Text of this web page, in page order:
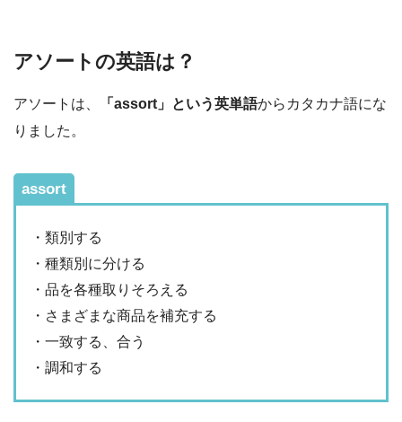
アソートの英語は？
アソートは、 「assort」という英単語からカタカナ語にな
りました。
assort
・類別する
・種類別に分ける
・品を各種取りそろえる
・さまざまな商品を補充する
・一致する、合う
・調和する